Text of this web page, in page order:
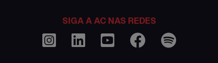
Curso de inglês no exterior
Dicas
SIGA A AC NAS REDES